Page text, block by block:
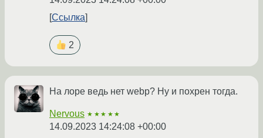
Ссылка
2
На лоре ведь нет webp? Ну и похрен тогда.
Nervous ★★★★★
14.09.2023 14:24:08 +00:00